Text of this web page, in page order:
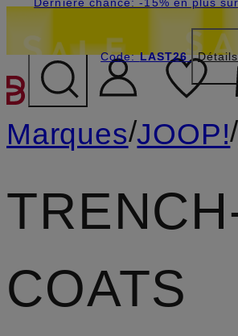
PASSER AU
Code:LAST26 Détails
Marques/JOOP!
COATS